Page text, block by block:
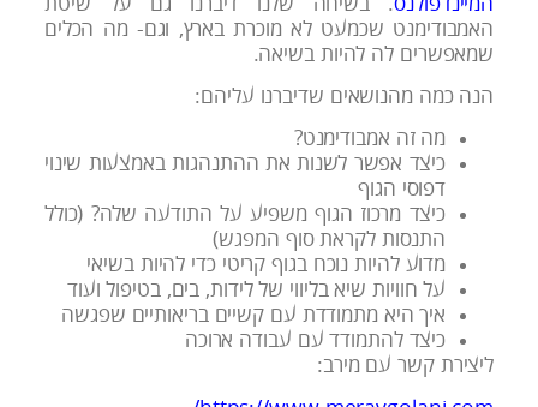
האמבודימנט שכמעט לא מוכרת בארץ, וגם- מה הכלים
שמאפשרים לה להיות בשיאה.
הנה כמה מהנושאים שדיברנו עליהם:
מה זה אמבודימנט?
כיצד אפשר לשנות את ההתנהגות באמצעות שינוי
דפוסי הגוף
כיצד מרכוז הגוף משפיע על התודעה שלה? (כולל
התנסות לקראת סוף המפגש)
מדוע להיות נוכח בגוף קריטי כדי להיות בשיאי
על חוויות שיא בליווי של לידות, בים, בטיפול ועוד
איך היא מתמודדת עם קשיים בריאותיים שפגשה
כיצד להתמודד עם עבודה ארוכה
ליצירת קשר עם מירב: